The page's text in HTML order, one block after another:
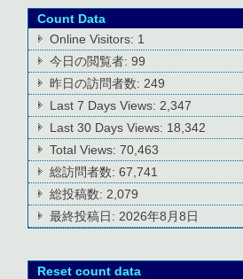
Count Data
Online Visitors: 1
今日の閲覧者:99
昨日の訪問者数: 249
Last 7 Days Views: 2,347
Last 30 Days Views: 18,342
Total Views:70,463
総訪問者数:67,741
総投稿数: 2,079
最終投稿日: 2026年8月8日
Reset count data